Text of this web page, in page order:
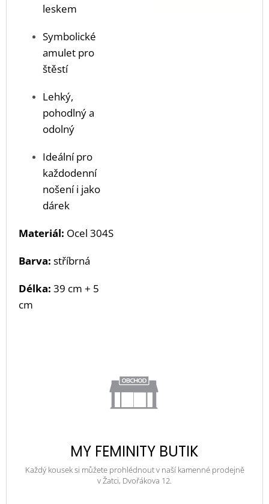
leskem
Symbolické
amulet pro
štěstí
Lehký,
pohodlný a
odolný
Ideální pro
každodenní
nošení i jako
dárek
Materiál: Ocel 304S
Barva: stříbrná
Délka: 39 cm + 5
cm
MY FEMINITY BUTIK
Každý kousek si můžete prohlédnout v naší kamenné prodejně
v Žatci, Dvořákova 12.